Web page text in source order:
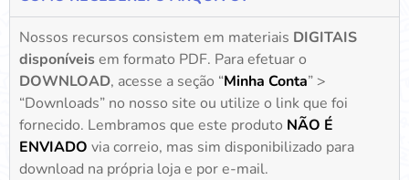
Nossos recursos consistem em materiais DIGITAIS
disponíveisem formato PDF. Para efetuar o
DOWNLOAD, acesse a seção “Minha Conta” >
“Downloads” no nosso site ou utilize o link que foi
fornecido. Lembramos que este produto NÃO É
ENVIADO via correio, mas sim disponibilizado para
download na própria loja e por e-mail.